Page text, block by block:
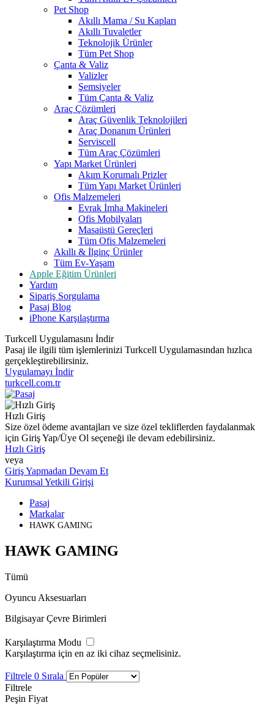
Pet Shop
Akıllı Mama / Su Kapları
Akıllı Tuvaletler
Teknolojik Ürünler
Tüm Pet Shop
Çanta & Valiz
Valizler
Şemsiyeler
Tüm Çanta & Valiz
Araç Çözümleri
Araç Güvenlik Teknolojileri
Araç Donanım Ürünleri
Serviscell
Tüm Araç Çözümleri
Yapı Market Ürünleri
Akım Korumalı Prizler
Tüm Yapı Market Ürünleri
Ofis Malzemeleri
Evrak İmha Makineleri
Ofis Mobilyaları
Masaüstü Gereçleri
Tüm Ofis Malzemeleri
Akıllı & İlginç Ürünler
Tüm Ev-Yaşam
Apple Eğitim Ürünleri
Yardım
Sipariş Sorgulama
Pasaj Blog
iPhone Karşılaştırma
Turkcell Uygulamasını İndir
Pasaj ile ilgili tüm işlemlerinizi Turkcell Uygulamasından hızlıca
gerçekleştirebilirsiniz.
Uygulamayı İndir
turkcell.com.tr
Hızlı Giriş
Size özel ödeme avantajları ve size özel tekliflerden faydalanmak
için Giriş Yap/Üye Ol seçeneği ile devam edebilirsiniz.
Hızlı Giriş
veya
Giriş Yapmadan Devam Et
Kurumsal Yetkili Girişi
Pasaj
Markalar
HAWK GAMING
HAWK GAMING
Tümü
Oyuncu Aksesuarları
Bilgisayar Çevre Birimleri
Karşılaştırma Modu
Karşılaştırma için en az iki cihaz seçmelisiniz.
Filtrele 0 Sırala
Filtrele
Peşin Fiyat